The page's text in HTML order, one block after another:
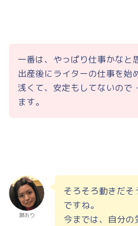
一番は、やっぱり仕事かなと
出産後にライターの仕事を始
浅くて、安定もしてないので
ます。
瀬おり
そろそろ動きだそ
ですね。
今までは、自分の